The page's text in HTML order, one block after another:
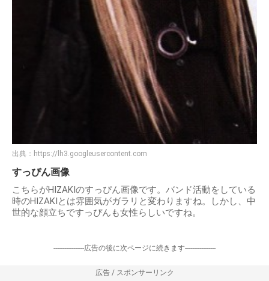
出典： https://lh3.googleusercontent.com
すっぴん画像
こちらがHIZAKIのすっぴん画像です。バンド活動をしている
時のHIZAKIとは雰囲気がガラリと変わりますね。しかし、中
世的な顔立ちですっぴんも女性らしいですね。
-----------------広告の後に次ページに続きます-----------------
広告 / スポンサーリンク